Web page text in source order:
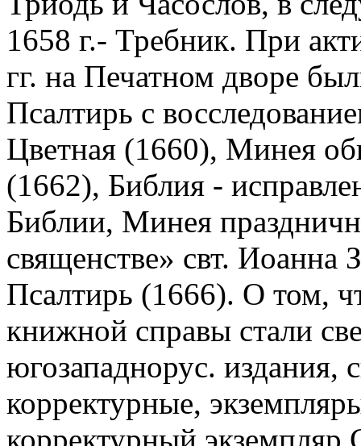
1658 г.- Требник. При
гг. на Печатном дворе
Псалтирь с
Цветная (1660), Минея
(1662), Библия -
Библии, Минея
священстве» свт. Иоанна
Псалтирь (1666). О том,
книжной справы стали
югозападнорус. издания,
корректурные,
корректурный экземпляр